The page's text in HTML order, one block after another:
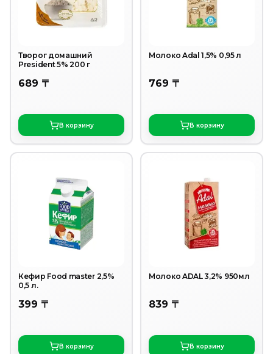
Творог домашний
President 5% 200 г
689 〒
В корзину
Молоко Adal 1,5% 0,95 л
769 〒
В корзину
Кефир Food master 2,5%
0,5 л.
399 〒
В корзину
Молоко ADAL 3,2% 950мл
839 〒
В корзину